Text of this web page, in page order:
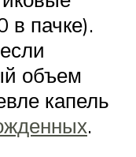
в пачке).
объем
капель
.